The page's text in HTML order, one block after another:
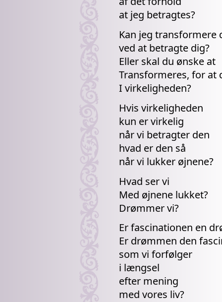
at jeg betragtes?
Kan jeg transformere
ved at betragte dig?
Eller skal du ønske at
Transformeres, for at
I virkeligheden?
Hvis virkeligheden
kun er virkelig
når vi betragter den
hvad er den så
når vi lukker øjnene?
Hvad ser vi
Med øjnene lukket?
Drømmer vi?
Er fascinationen en
Er drømmen den
som vi forfølger
i længsel
efter mening
med vores liv?